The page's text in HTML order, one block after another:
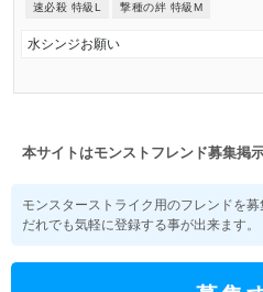
速必殺 特級L 撃種の絆 特級M
水シンジお願い
本サイトはモンストフレンド募集掲示
モンスターストライク用のフレンドを
だれでも気軽に登録する事が出来ます。